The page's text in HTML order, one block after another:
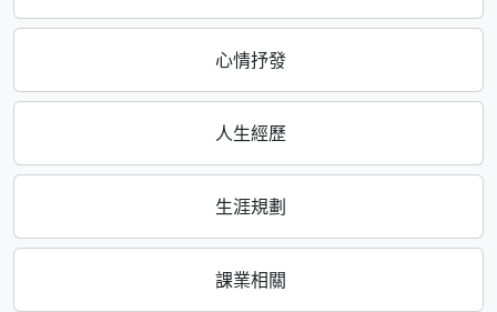
心情抒發
人生經歷
生涯規劃
課業相關